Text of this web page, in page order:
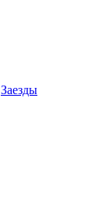
Заезды